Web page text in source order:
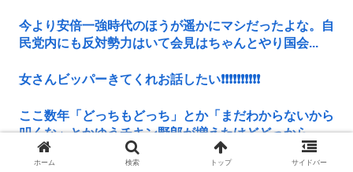
今より安倍一強時代のほうが遥かにマシだったよな。自
民党内にも反対勢力はいて会見はちゃんとやり国会...
女さんビッパーきてくれお話したい❗❗❗❗❗❗❗❗❗❗
ここ数年「どっちもどっち」とか「まだわからないから
叩くな」とかゆうチキン野郎が増えたけどどっから...
旧帝大生で社会福祉を学んでいるけど
ホーム 検索 トップ サイドバー